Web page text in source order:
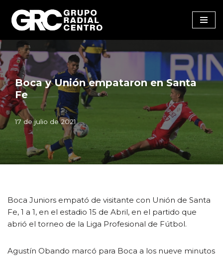
Saltar
al
contenido
Boca y Unión empataron en Santa
Fe
17 de julio de 2021
Boca Juniors empató de visitante con Unión de Santa
Fe, 1 a 1, en el estadio 15 de Abril, en el partido que
abrió el torneo de la Liga Profesional de Fútbol.
Agustín Obando marcó para Boca a los nueve minutos